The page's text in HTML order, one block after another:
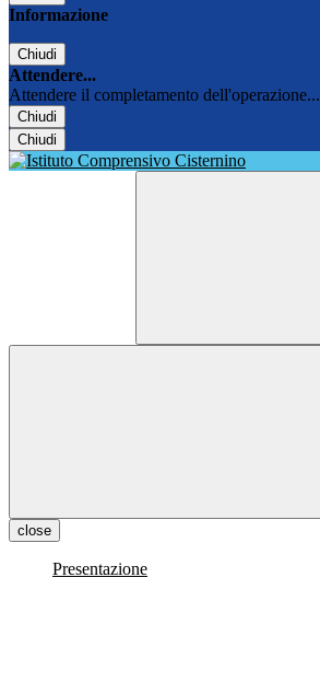
Informazione
Chiudi
Attendere...
Attendere il completamento dell'operazione...
Chiudi
Chiudi
close
Presentazione